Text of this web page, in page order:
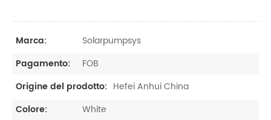
Marca:
Solarpumpsys
Pagamento:
FOB
Origine del prodotto: Hefei Anhui China
Colore:
White